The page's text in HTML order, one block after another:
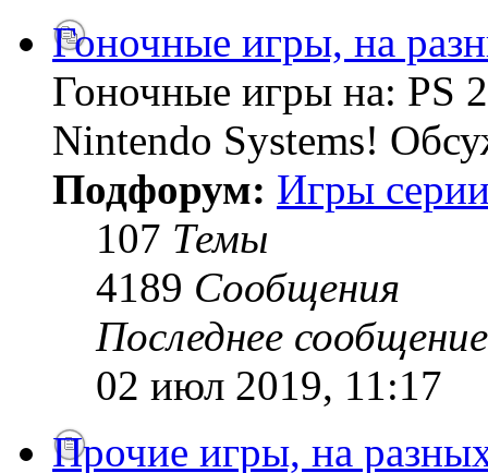
Гоночные игры, на
Гоночные игры на: PS
Nintendo Systems!
Подфорум: Игры
107 Темы
4189 Сообщения
Последнее сообщение
02 июл 2019, 11:17
Прочие игры, на